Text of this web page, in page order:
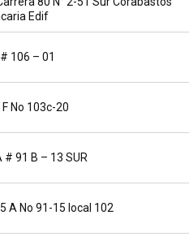
Edif
106 – 01
F No 103c-20
# 91 B – 13 SUR
A No 91-15 local 102